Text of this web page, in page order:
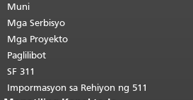
pahina.
pahinang ito ay nauulit sa bawat
pahina.Bumalik sa tuktok ng
pangunahing nilalaman
Muni
Mga Serbisyo
Mga Proyekto
Paglilibot
SF 311
Impormasyon sa Rehiyon ng 511